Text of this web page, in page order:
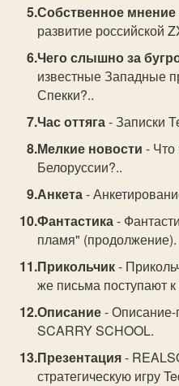
Собственное мнение
развитие российской
Чего слышно за
известные Западные
Спекки?..
Час оттяга- Записки
Мелкие новости - Что
Белоруссии?..
Анкета-
Фантастика-
пламя" (продолжение).
Прикольчик-
же письма поступают
Описание- Описание-
SCARRY SCHOOL.
Презентация-
стратегическую игру